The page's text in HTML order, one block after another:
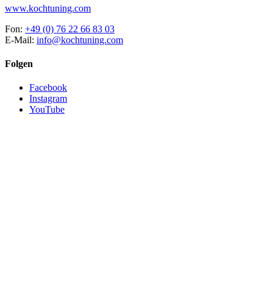
www.kochtuning.com
Fon: +49 (0) 76 22 66 83 03
E-Mail: info@kochtuning.com
Folgen
Facebook
Instagram
YouTube